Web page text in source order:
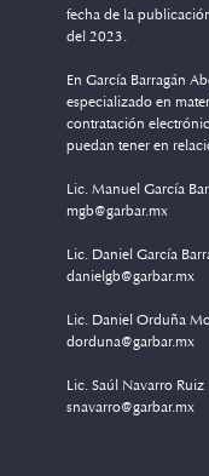
fecha de la
del 2023.
En García Barragán
especializado en
contratación
puedan tener en
Lic. Manuel García
mgb@garbar.mx
Lic. Daniel García
danielgb@garbar.mx
Lic. Daniel Orduña
dorduna@garbar.mx
Lic. Saúl Navarro Ruiz
snavarro@garbar.mx